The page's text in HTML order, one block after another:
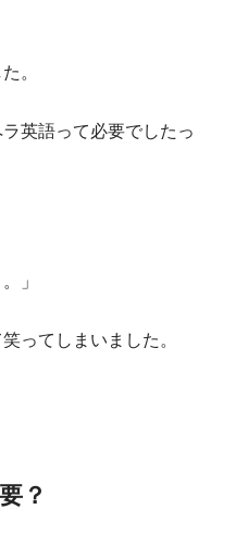
。
英語って必要でしたっ
」
ってしまいました。
？